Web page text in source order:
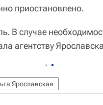
приостановлено.
В случае
агентству
Ярославская